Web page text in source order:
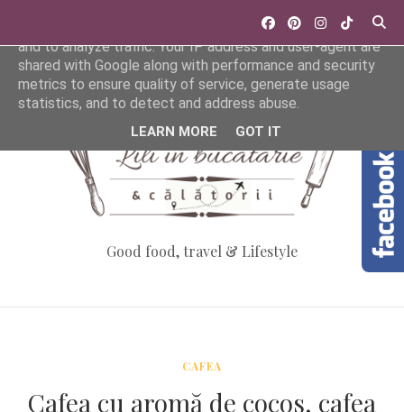
Good food, travel & Lifestyle
CAFEA
Cafea cu aromă de cocos, cafea
This site uses cookies from Google to deliver its services
and to analyze traffic. Your IP address and user-agent are
shared with Google along with performance and security
metrics to ensure quality of service, generate usage
statistics, and to detect and address abuse.
LEARN MORE GOT IT